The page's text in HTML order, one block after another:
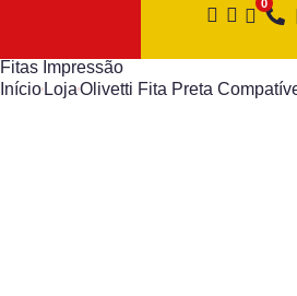
Fitas Impressão
Início LojaOlivetti Fita Preta